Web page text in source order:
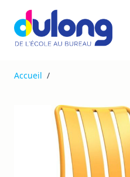
Allez au contenu
Accueil /